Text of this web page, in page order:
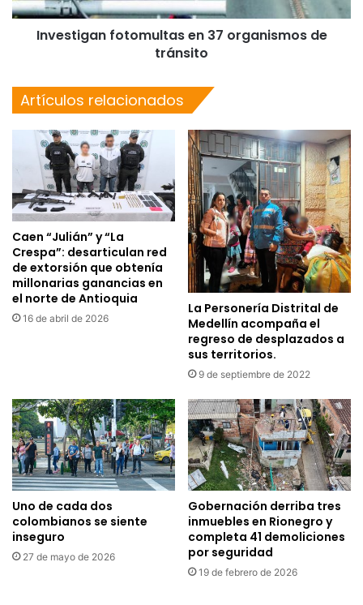
Investigan fotomultas en 37 organismos de
tránsito
Artículos relacionados
Caen “Julián” y “La
Crespa”: desarticulan red
de extorsión que obtenía
millonarias ganancias en
el norte de Antioquia
16 de abril de 2026
La Personería Distrital de
Medellín acompaña el
regreso de desplazados a
sus territorios.
9 de septiembre de 2022
Uno de cada dos
colombianos se siente
inseguro
27 de mayo de 2026
Gobernación derriba tres
inmuebles en Rionegro y
completa 41 demoliciones
por seguridad
19 de febrero de 2026